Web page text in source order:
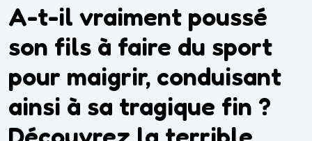
A-t-il vraiment poussé
son fils à faire du sport
pour maigrir, conduisant
ainsi à sa tragique fin ?